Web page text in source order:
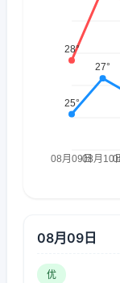
08月09日
优